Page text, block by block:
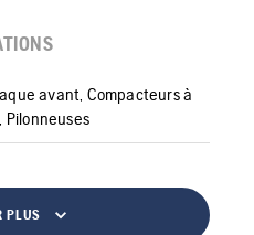
avant, Compacteurs à
PLUS